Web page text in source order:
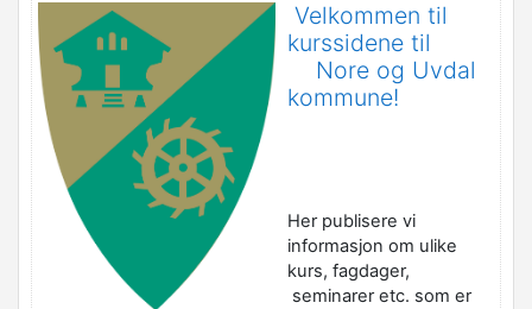
Velkommen til
kurssidene til
Nore og Uvdal
kommune!
Her publisere vi
informasjon om ulike
kurs, fagdager,
seminarer etc. som er